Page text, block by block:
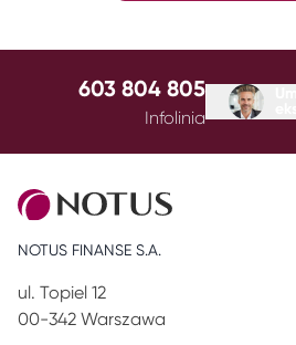
603 804 805
Infolinia
NOTUS FINANSE S.A.
ul. Topiel 12
00-342 Warszawa